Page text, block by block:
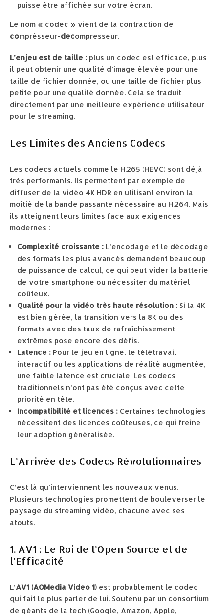
puisse être affichée sur votre écran.
Le nom « codec » vient de la contraction de
comprésseur-decompresseur.
L’enjeu est de taille : plus un codec est efficace, plus
il peut obtenir une qualité d’image élevée pour une
taille de fichier donnée, ou une taille de fichier plus
petite pour une qualité donnée. Cela se traduit
directement par une meilleure expérience utilisateur
pour le streaming.
Les Limites des Anciens Codecs
Les codecs actuels comme le H.265 (HEVC) sont déjà
très performants. Ils permettent par exemple de
diffuser de la vidéo 4K HDR en utilisant environ la
moitié de la bande passante nécessaire au H.264. Mais
ils atteignent leurs limites face aux exigences
modernes :
Complexité croissante : L’encodage et le décodage
des formats les plus avancés demandent beaucoup
de puissance de calcul, ce qui peut vider la batterie
de votre smartphone ou nécessiter du matériel
coûteux.
Qualité pour la vidéo très haute résolution : Si la 4K
est bien gérée, la transition vers la 8K ou des
formats avec des taux de rafraîchissement
extrêmes pose encore des défis.
Latence : Pour le jeu en ligne, le télétravail
interactif ou les applications de réalité augmentée,
une faible latence est cruciale. Les codecs
traditionnels n’ont pas été conçus avec cette
priorité en tête.
Incompatibilité et licences : Certaines technologies
nécessitent des licences coûteuses, ce qui freine
leur adoption généralisée.
L’Arrivée des Codecs Révolutionnaires
C’est là qu’interviennent les nouveaux venus.
Plusieurs technologies promettent de bouleverser le
paysage du streaming vidéo, chacune avec ses
atouts.
1. AV1 : Le Roi de l’Open Source et de
l’Efficacité
L’AV1 (AOMedia Video 1) est probablement le codec
qui fait le plus parler de lui. Soutenu par un consortium
de géants de la tech (Google, Amazon, Apple,